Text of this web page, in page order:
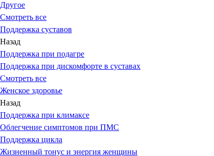
Другое
Смотреть все
Поддержка суставов
Назад
Поддержка при подагре
Поддержка при дискомфорте в суставах
Смотреть все
Женское здоровье
Назад
Поддержка при климаксе
Облегчение симптомов при ПМС
Поддержка цикла
Жизненный тонус и энергия женщины